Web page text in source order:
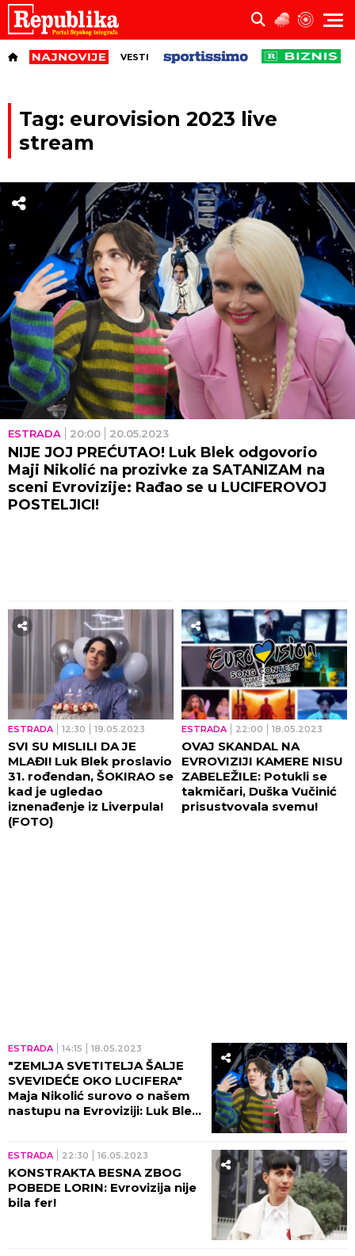
VESTI
Tag: eurovision 2023 live
stream
ESTRADA 20:00 20.05.2023
NIJE JOJ PREĆUTAO! Luk Blek odgovorio
Maji Nikolić na prozivke za SATANIZAM na
sceni Evrovizije: Rađao se u LUCIFEROVOJ
POSTELJICI!
ESTRADA 12:30 19.05.2023
SVI SU MISLILI DA JE
MLAĐI! Luk Blek proslavio
31. rođendan, ŠOKIRAO se
kad je ugledao
iznenađenje iz Liverpula!
(FOTO)
ESTRADA 22:00 18.05.2023
OVAJ SKANDAL NA
EVROVIZIJI KAMERE NISU
ZABELEŽILE: Potukli se
takmičari, Duška Vučinić
prisustvovala svemu!
ESTRADA 14:15 18.05.2023
"ZEMLJA SVETITELJA ŠALJE
SVEVIDEĆE OKO LUCIFERA"
Maja Nikolić surovo o našem
nastupu na Evroviziji: Luk Blek
ESTRADA 22:30 16.05.2023
KONSTRAKTA BESNA ZBOG
POBEDE LORIN: Evrovizija nije
bila fer!